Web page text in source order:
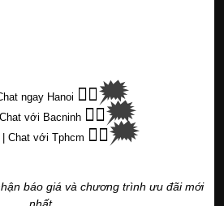
hat ngay Hanoi 👉🏽🗯
với Bacninh 👉🏽🗯
| Chat với Tphcm 👉🏽🗯
báo giá và chương trình ưu đãi mới
nhất.